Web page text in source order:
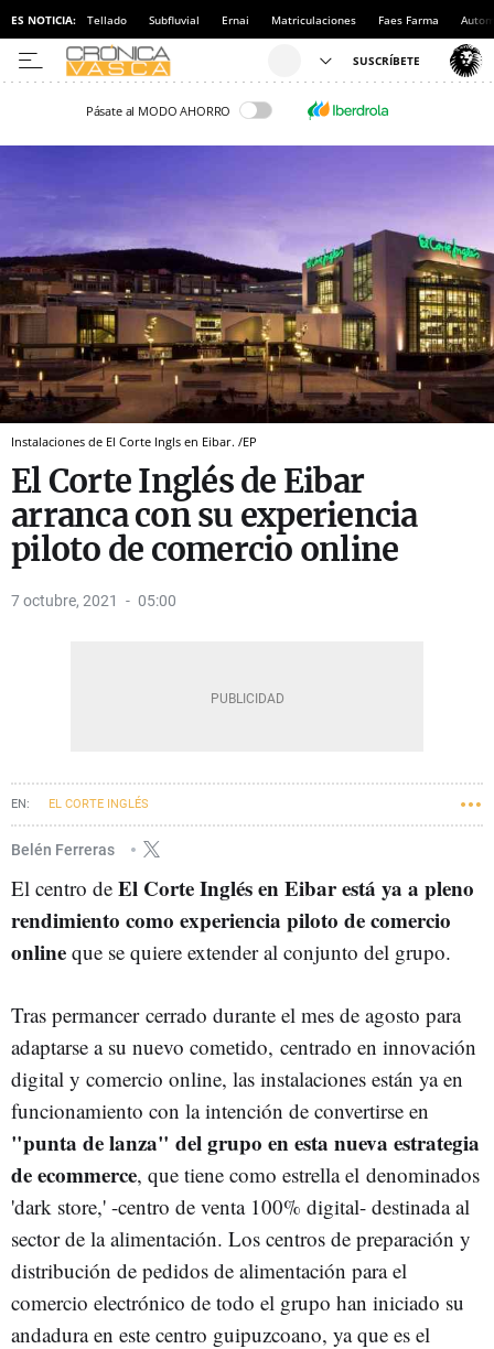
ES NOTICIA: Tellado Subfluvial Ernai Matriculaciones Faes Farma
Pásate al MODO AHORRO
Instalaciones de El Corte Ingls en Eibar. /EP
El Corte Inglés de Eibar
arranca con su experiencia
piloto de comercio online
7 octubre, 2021 05:00
EL CORTE INGLÉS
Belén Ferreras
El centro de El Corte Inglés en Eibar está ya a pleno
rendimiento como experiencia piloto de comercio
online que se quiere extender al conjunto del grupo.
Tras permancer cerrado durante el mes de agosto para
adaptarse a su nuevo cometido, centrado en innovación
digital y comercio online, las instalaciones están ya en
funcionamiento con la intención de convertirse en
"punta de lanza" del grupo en esta nueva estrategia
de ecommerce, que tiene como estrella el denominados
'dark store,' -centro de venta 100% digital- destinada al
sector de la alimentación. Los centros de preparación y
distribución de pedidos de alimentación para el
comercio electrónico de todo el grupo han iniciado su
andadura en este centro guipuzcoano, ya que es el